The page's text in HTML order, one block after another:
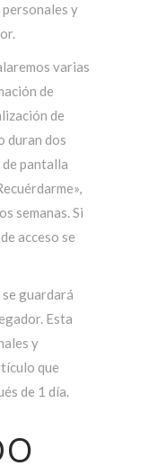
y
varias
de
de
duran dos
pantalla
semanas. Si
acceso se
guardará
Esta
y
que
de 1 día.